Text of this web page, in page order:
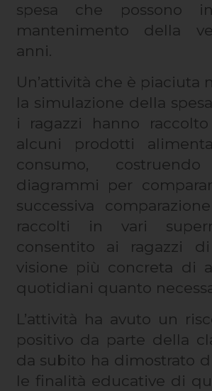
spesa che possono
mantenimento della
anni.
Un’attività che è piaciuta
la simulazione della
i ragazzi hanno
alcuni prodotti
consumo,
diagrammi per
successiva
raccolti in vari
consentito ai ragazzi
visione più concreta di
quotidiani quanto
L’attività ha avuto un
positivo da parte della
da subito ha dimostrato
le finalità educative di